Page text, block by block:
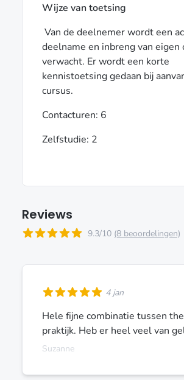
Wijze van toetsing
Van de deelnemer wordt een
deelname en inbreng van eigen
verwacht. Er wordt een korte
kennistoetsing gedaan bij
cursus.
Contacturen: 6
Zelfstudie: 2
Reviews
9.3/10 (8 beoordelingen)
4 jan
Hele fijne combinatie tussen
praktijk. Heb er heel veel van
Suzanne